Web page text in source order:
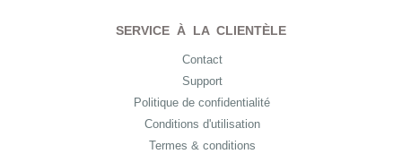
SERVICE À LA CLIENTÈLE
Contact
Support
Politique de confidentialité
Conditions d'utilisation
Termes & conditions